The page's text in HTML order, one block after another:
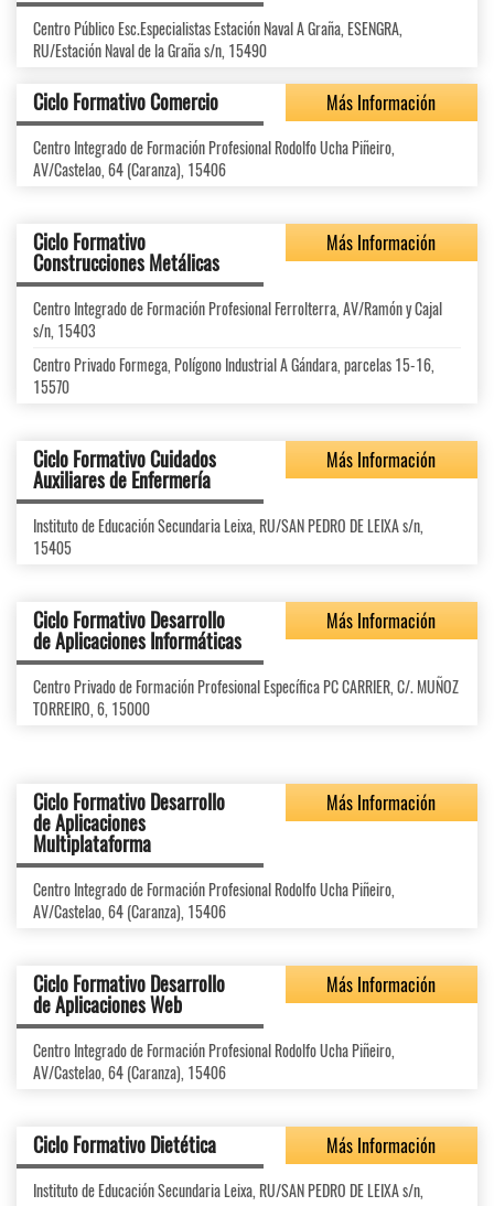
Centro Público Esc.Especialistas Estación Naval A Graña, ESENGRA,
RU/Estación Naval de la Graña s/n, 15490
Ciclo Formativo Comercio Más Información
Centro Integrado de Formación Profesional Rodolfo Ucha Piñeiro,
AV/Castelao, 64 (Caranza), 15406
Ciclo Formativo
Construcciones Metálicas
Más Información
Centro Integrado de Formación Profesional Ferrolterra, AV/Ramón y Cajal
s/n, 15403
Centro Privado Formega, Polígono Industrial A Gándara, parcelas 15-16,
15570
Ciclo Formativo Cuidados
Auxiliares de Enfermería
Más Información
Instituto de Educación Secundaria Leixa, RU/SAN PEDRO DE LEIXA s/n,
15405
Ciclo Formativo Desarrollo
de Aplicaciones Informáticas
Más Información
Centro Privado de Formación Profesional Específica PC CARRIER, C/. MUÑOZ
TORREIRO, 6, 15000
Ciclo Formativo Desarrollo
de Aplicaciones
Multiplataforma
Más Información
Centro Integrado de Formación Profesional Rodolfo Ucha Piñeiro,
AV/Castelao, 64 (Caranza), 15406
Ciclo Formativo Desarrollo
de Aplicaciones Web
Más Información
Centro Integrado de Formación Profesional Rodolfo Ucha Piñeiro,
AV/Castelao, 64 (Caranza), 15406
Ciclo Formativo Dietética Más Información
Instituto de Educación Secundaria Leixa, RU/SAN PEDRO DE LEIXA s/n,